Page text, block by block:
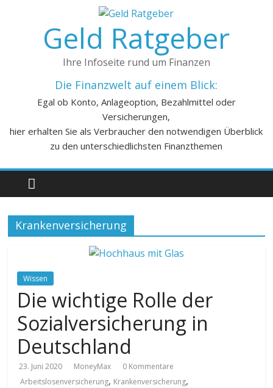
Geld Ratgeber
Ihre Infoseite rund um Finanzen
Die Finanzwelt auf einem Blick:
Egal ob Konto, Anlageoption, Bezahlmittel oder
Versicherungen,
hier erhalten Sie als Verbraucher den notwendigen Überblick
zu den unterschiedlichsten Finanzthemen
Krankenversicherung
Wissen
Die wichtige Rolle der
Sozialversicherung in
Deutschland
23. Juni 2020 MoneyMax
0 Kommentare
Arbeitslosenversicherung, Krankenversicherung,